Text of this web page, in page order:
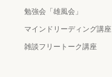
勉強会「雄風会」
マインドリーディング講座
雑談フリートーク講座